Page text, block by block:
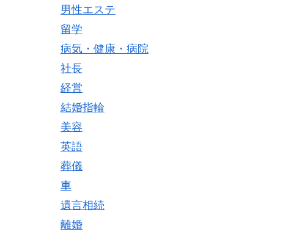
男性エステ
留学
病気・健康・病院
社長
経営
結婚指輪
美容
英語
葬儀
車
遺言相続
離婚